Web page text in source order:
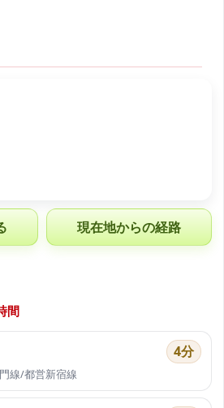
現在地からの経路
間
4分
線/都営新宿線